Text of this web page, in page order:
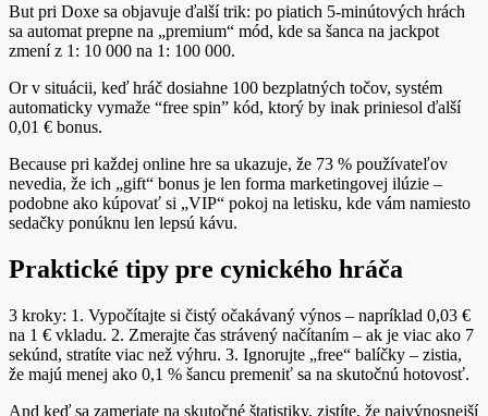
But pri Doxe sa objavuje ďalší trik: po piatich 5‑minútových hrách
sa automat prepne na „premium“ mód, kde sa šanca na jackpot
zmení z 1: 10 000 na 1: 100 000.
Or v situácii, keď hráč dosiahne 100 bezplatných točov, systém
automaticky vymaže “free spin” kód, ktorý by inak priniesol ďalší
0,01 € bonus.
Because pri každej online hre sa ukazuje, že 73 % používateľov
nevedia, že ich „gift“ bonus je len forma marketingovej ilúzie –
podobne ako kúpovať si „VIP“ pokoj na letisku, kde vám namiesto
sedačky ponúknu len lepsú kávu.
Praktické tipy pre cynického hráča
3 kroky: 1. Vypočítajte si čistý očakávaný výnos – napríklad 0,03 €
na 1 € vkladu. 2. Zmerajte čas strávený načítaním – ak je viac ako 7
sekúnd, stratíte viac než výhru. 3. Ignorujte „free“ balíčky – zistia,
že majú menej ako 0,1 % šancu premeniť sa na skutočnú hotovosť.
And keď sa zameriate na skutočné štatistiky, zistíte, že najvýnosnejší